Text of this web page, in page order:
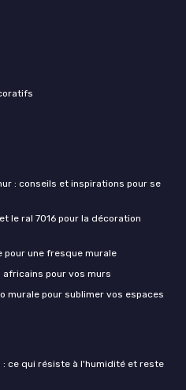
: conseils et inspirations pour se
le ral 7016 pour la décoration
pour une fresque murale
pour vos murs
murale pour sublimer vos espaces
: ce qui résiste à l'humidité et reste